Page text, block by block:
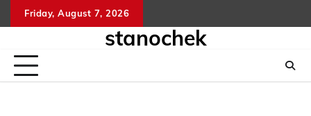
to
Friday, August 7, 2026
stanochek